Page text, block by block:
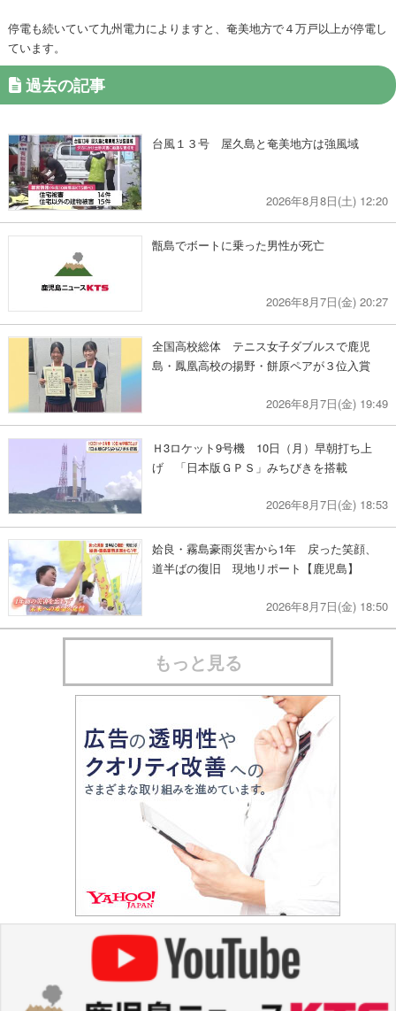
停電も続いていて九州電力によりますと、奄美地方で４万戸以上が停電し
ています。
過去の記事
台風１３号 屋久島と奄美地方は強風域
2026年8月8日(土) 12:20
甑島でボートに乗った男性が死亡
2026年8月7日(金) 20:27
全国高校総体 テニス女子ダブルスで鹿児
島・鳳凰高校の揚野・餅原ペアが３位入賞
2026年8月7日(金) 19:49
Ｈ3ロケット9号機 10日（月）早朝打ち上
げ 「日本版ＧＰＳ」みちびきを搭載
2026年8月7日(金) 18:53
姶良・霧島豪雨災害から1年 戻った笑顔、
道半ばの復旧 現地リポート【鹿児島】
2026年8月7日(金) 18:50
もっと見る